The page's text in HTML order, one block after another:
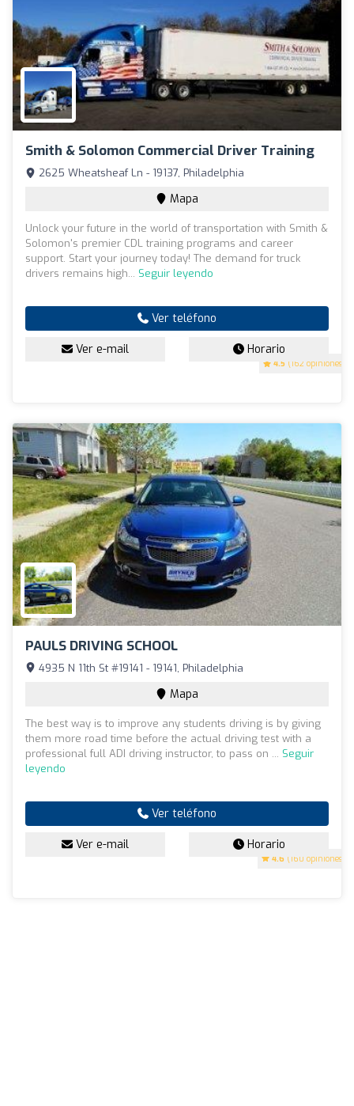
Smith & Solomon Commercial Driver Training
4.5 (162 opiniones)
2625 Wheatsheaf Ln - 19137, Philadelphia
Mapa
Unlock your future in the world of transportation with Smith &
Solomon's premier CDL training programs and career
support. Start your journey today! The demand for truck
drivers remains high... Seguir leyendo
Ver teléfono
Ver e-mail Horario
PAULS DRIVING SCHOOL
4.6 (160 opiniones)
4935 N 11th St #19141 - 19141, Philadelphia
Mapa
The best way is to improve any students driving is by giving
them more road time before the actual driving test with a
professional full ADI driving instructor, to pass on ... Seguir
leyendo
Ver teléfono
Ver e-mail Horario